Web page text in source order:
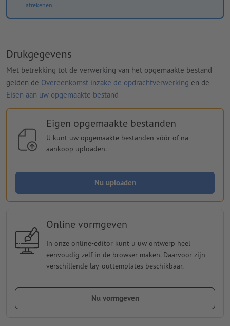
afrekenen.
Drukgegevens
Met betrekking tot de verwerking van het opgemaakte bestand
gelden de Overeenkomst inzake de opdrachtverwerking en de
Eisen aan uw opgemaakte bestand
Eigen opgemaakte bestanden
U kunt uw opgemaakte bestanden vóór of na
aankoop uploaden.
Nu uploaden
Online vormgeven
In onze online-editor kunt u uw ontwerp heel
eenvoudig zelf in de browser maken. Daarvoor zijn
verschillende lay-outtemplates beschikbaar.
Nu vormgeven